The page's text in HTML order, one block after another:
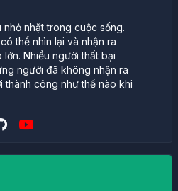
nhặt trong cuộc sống.
thể nhìn lại và nhận ra
Nhiều người thất bại
người đã không nhận ra
thành công như thế nào khi